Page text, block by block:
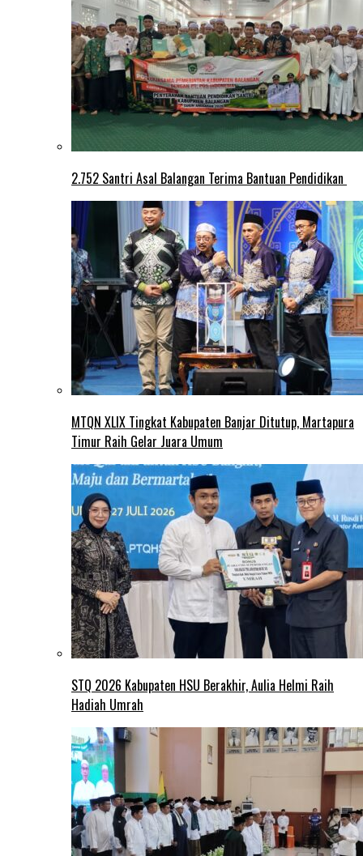
2.752 Santri Asal Balangan Terima Bantuan Pendidikan
MTQN XLIX Tingkat Kabupaten Banjar Ditutup, Martapura
Timur Raih Gelar Juara Umum
STQ 2026 Kabupaten HSU Berakhir, Aulia Helmi Raih
Hadiah Umrah